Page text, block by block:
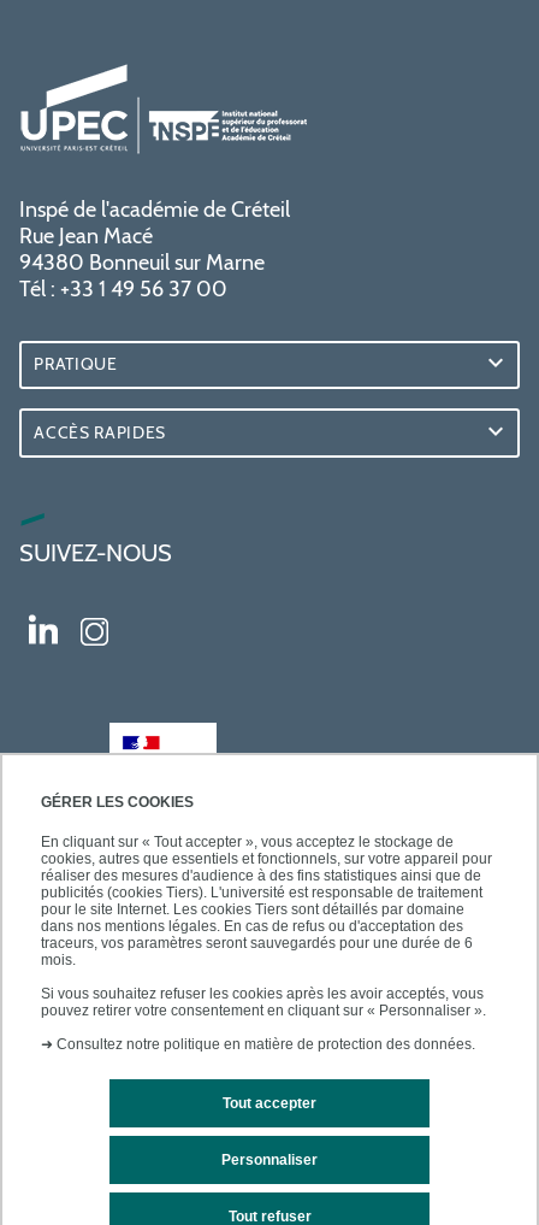
GÉRER LES COOKIES
En cliquant sur « Tout accepter », vous acceptez le stockage de
cookies, autres que essentiels et fonctionnels, sur votre appareil pour
réaliser des mesures d'audience à des fins statistiques ainsi que de
publicités (cookies Tiers). L'université est responsable de traitement
pour le site Internet. Les cookies Tiers sont détaillés par domaine
dans nos mentions légales. En cas de refus ou d'acceptation des
traceurs, vos paramètres seront sauvegardés pour une durée de 6
mois.
Si vous souhaitez refuser les cookies après les avoir acceptés, vous
pouvez retirer votre consentement en cliquant sur « Personnaliser ».
➜ Consultez notre politique en matière de protection des données.
Tout accepter
Tout refuser
Personnaliser
Inspé de l'académie de Créteil
Rue Jean Macé
94380 Bonneuil sur Marne
Tél : +33 1 49 56 37 00
PRATIQUE
ACCÈS RAPIDES
SUIVEZ-NOUS
Mentions légales Plan du site